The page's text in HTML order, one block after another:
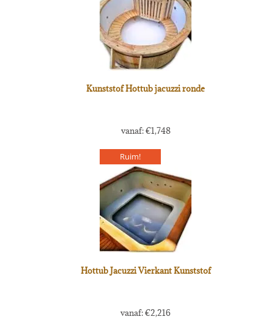
Kunststof Hottub jacuzzi ronde
vanaf:€1,748
Ruim!
Hottub Jacuzzi Vierkant Kunststof
vanaf:€2,216